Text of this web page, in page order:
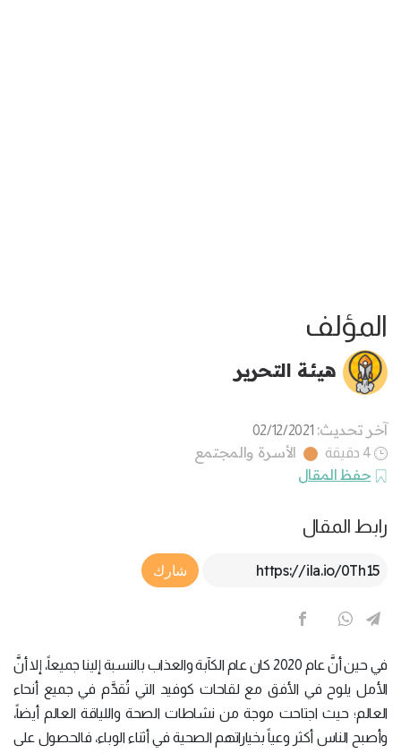
المؤلف
هيئة التحرير
آخر تحديث: 02/12/2021
4 دقيقة
الأسرة والمجتمع
حفظ المقال
رابط المقال
Article Link
شارك
في حين أنَّ عام 2020 كان عام الكآبة والعذاب بالنسبة إلينا جميعاً، إلا أنَّ
الأمل يلوح في الأفق مع لقاحات كوفيد التي تُقدَّم في جميع أنحاء
العالم؛ حيث اجتاحت موجة من نشاطات الصحة واللياقة العالم أيضاً،
وأصبح الناس أكثر وعياً بخياراتهم الصحية في أثناء الوباء، فالحصول على